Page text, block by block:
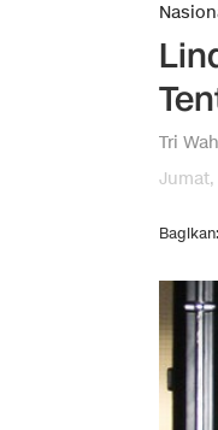
Tri
Jumat,
Bagikan: